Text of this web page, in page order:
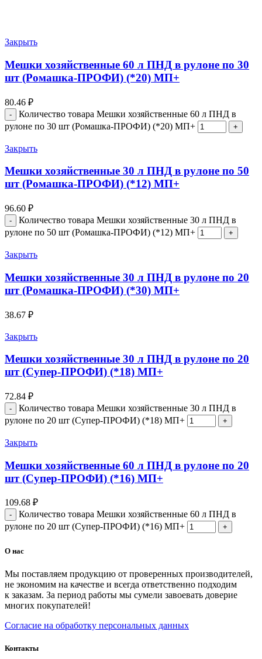
Закрыть
Мешки хозяйственные 60 л ПНД в рулоне по 30
шт (Ромашка-ПРОФИ) (*20) МП+
80.46 ₽
Количество товара Мешки хозяйственные 60 л ПНД в
рулоне по 30 шт (Ромашка-ПРОФИ) (*20) МП+
Закрыть
Мешки хозяйственные 30 л ПНД в рулоне по 50
шт (Ромашка-ПРОФИ) (*12) МП+
96.60 ₽
Количество товара Мешки хозяйственные 30 л ПНД в
рулоне по 50 шт (Ромашка-ПРОФИ) (*12) МП+
Закрыть
Мешки хозяйственные 30 л ПНД в рулоне по 20
шт (Ромашка-ПРОФИ) (*30) МП+
38.67 ₽
Закрыть
Мешки хозяйственные 30 л ПНД в рулоне по 20
шт (Супер-ПРОФИ) (*18) МП+
72.84 ₽
Количество товара Мешки хозяйственные 30 л ПНД в
рулоне по 20 шт (Супер-ПРОФИ) (*18) МП+
Закрыть
Мешки хозяйственные 60 л ПНД в рулоне по 20
шт (Супер-ПРОФИ) (*16) МП+
109.68 ₽
Количество товара Мешки хозяйственные 60 л ПНД в
рулоне по 20 шт (Супер-ПРОФИ) (*16) МП+
О нас
Мы поставляем продукцию от проверенных производителей,
не экономим на качестве и всегда ответственно подходим
к заказам. За период работы мы сумели завоевать доверие
многих покупателей!
Согласие на обработку персональных данных
Контакты